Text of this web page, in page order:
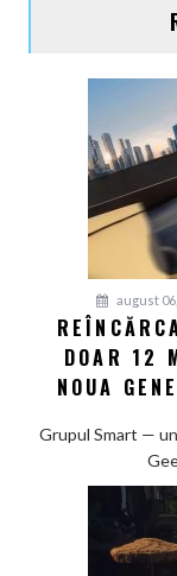
august
DOAR 12
NOUA
Grupul Smart —